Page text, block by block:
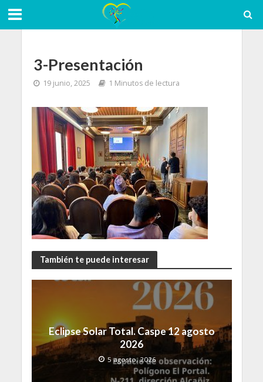
3-Presentación
19 junio, 2025 1 Minutos de lectura
También te puede interesar
Eclipse Solar Total. Caspe 12 agosto
2026
5 agosto, 2026